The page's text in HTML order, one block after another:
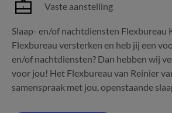
Vaste aanstelling
Slaap- en/of nachtdiensten Flexbureau
Flexbureau versterken en heb jij een
en/of nachtdiensten? Dan hebben wij
voor jou! Het Flexbureau van Reinier
samenspraak met jou, openstaande